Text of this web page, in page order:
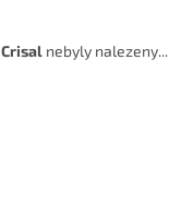
Crisal nebyly nalezeny...